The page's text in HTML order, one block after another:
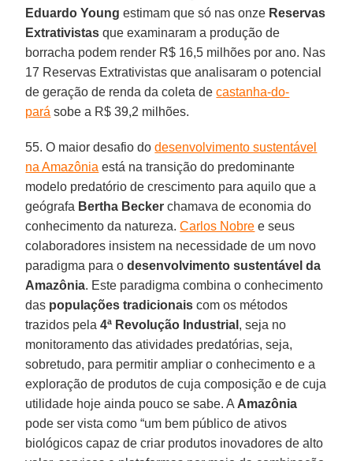
Eduardo Young estimam que só nas onze Reservas
Extrativistas que examinaram a produção de
borracha podem render R$ 16,5 milhões por ano. Nas
17 Reservas Extrativistas que analisaram o potencial
de geração de renda da coleta decastanha-do-
pará sobe a R$ 39,2 milhões.
55. O maior desafio dodesenvolvimento sustentável
na Amazônia está na transição do predominante
modelo predatório de crescimento para aquilo que a
geógrafa Bertha Becker chamava de economia do
conhecimento da natureza.Carlos Nobre e seus
colaboradores insistem na necessidade de um novo
paradigma para odesenvolvimento sustentável da
Amazônia. Este paradigma combina o conhecimento
das populações tradicionais com os métodos
trazidos pela4ª Revolução Industrial , seja no
monitoramento das atividades predatórias, seja,
sobretudo, para permitir ampliar o conhecimento e a
exploração de produtos de cuja composição e de cuja
utilidade hoje ainda pouco se sabe. A Amazônia
pode ser vista como “um bem público de ativos
biológicos capaz de criar produtos inovadores de alto